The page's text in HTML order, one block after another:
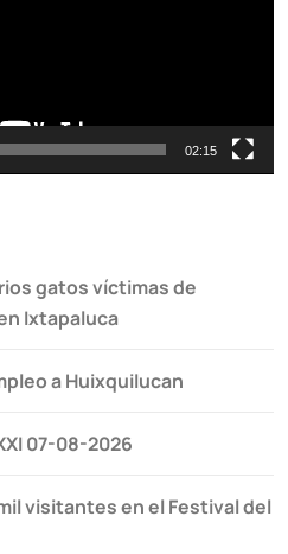
02:15
gatos víctimas de
Ixtapaluca
a Huixquilucan
07-08-2026
visitantes en el Festival del